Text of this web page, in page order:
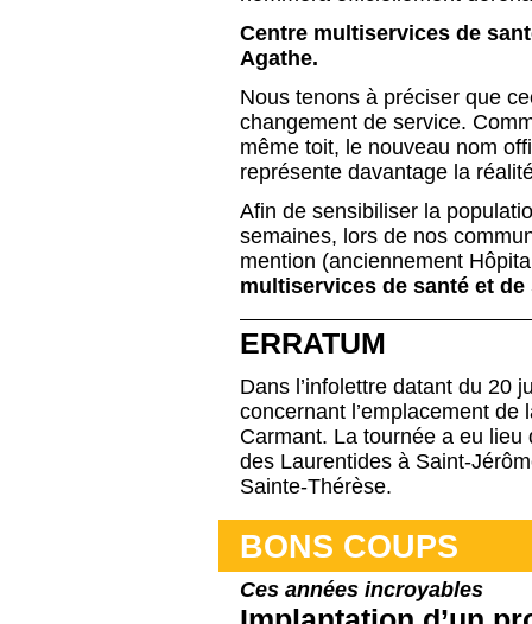
Centre multiservices de
Agathe.
Nous tenons à préciser que
changement de service.
même toit, le nouveau nom
représente davantage la
Afin de sensibiliser la
semaines, lors de nos
mention (anciennement
multiservices de santé et
ERRATUM
Dans l’infolettre datant du 20
concernant l’emplacement
Carmant. La tournée a eu
des Laurentides à Saint-
Sainte-Thérèse.
BONS COUPS
Ces années incroyables